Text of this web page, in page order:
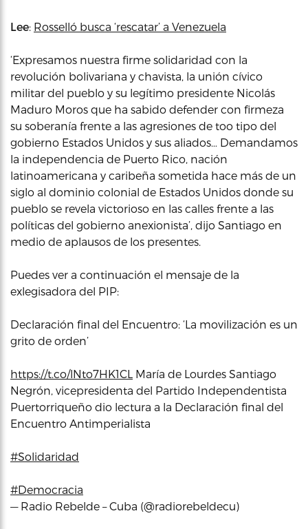
Lee: Rosselló busca ‘rescatar’ a Venezuela
‘Expresamos nuestra firme solidaridad con la
revolución bolivariana y chavista, la unión cívico
militar del pueblo y su legítimo presidente Nicolás
Maduro Moros que ha sabido defender con firmeza
su soberanía frente a las agresiones de too tipo del
gobierno Estados Unidos y sus aliados… Demandamos
la independencia de Puerto Rico, nación
latinoamericana y caribeña sometida hace más de un
siglo al dominio colonial de Estados Unidos donde su
pueblo se revela victorioso en las calles frente a las
políticas del gobierno anexionista’, dijo Santiago en
medio de aplausos de los presentes.
Puedes ver a continuación el mensaje de la
exlegisadora del PIP:
Declaración final del Encuentro: ‘La movilización es un
grito de orden’
https://t.co/lNto7HK1CL María de Lourdes Santiago
Negrón, vicepresidenta del Partido Independentista
Puertorriqueño dio lectura a la Declaración final del
Encuentro Antimperialista
#Solidaridad
#Democracia
— Radio Rebelde – Cuba (@radiorebeldecu)